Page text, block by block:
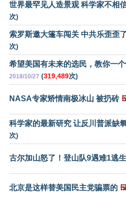
世界最罕见人造景观 科学家不相
次)
索罗斯邀大篷车闯关 中共乐歪歪
次)
希望美国有未来的选民，教你一
2018/10/27 (319,489次)
NASA专家矫情南极冰山 被扔砖
科学家的最新研究 让反川普派缺
次)
古尔加山怒了！登山队9遇难1逃生
北京是这样替美国民主党骗票的